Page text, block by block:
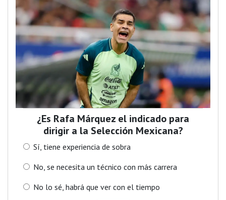
¿Es Rafa Márquez el indicado para
dirigir a la Selección Mexicana?
Sí, tiene experiencia de sobra
No, se necesita un técnico con más carrera
No lo sé, habrá que ver con el tiempo